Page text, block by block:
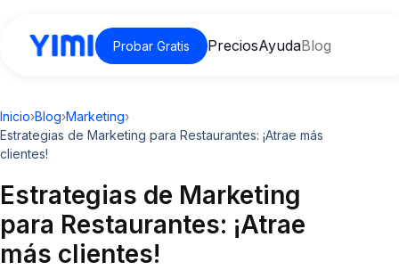
Probar Gratis PreciosAyudaBlog
Inicio›Blog›Marketing›
Estrategias de Marketing para Restaurantes: ¡Atrae más
clientes!
Estrategias de Marketing
para Restaurantes: ¡Atrae
más clientes!